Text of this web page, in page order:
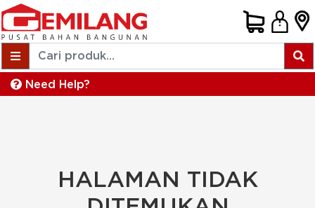
Need Help?
HALAMAN TIDAK